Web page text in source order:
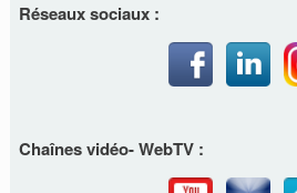
Réseaux sociaux :
Chaînes vidéo- WebTV :